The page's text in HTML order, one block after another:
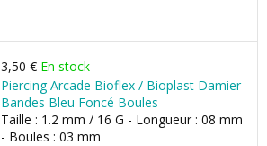
3,50 € En stock
Piercing Arcade Bioflex / Bioplast Damier
Bandes Bleu Foncé Boules
Taille : 1.2 mm / 16 G - Longueur : 08 mm
- Boules : 03 mm